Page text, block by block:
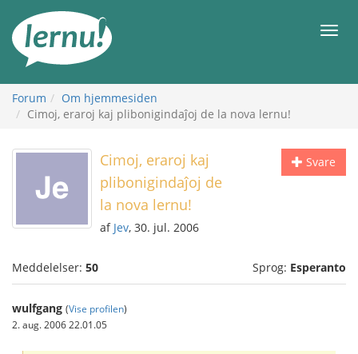
indholdet
Forum
Om hjemmesiden
Cimoj, eraroj kaj plibonigindaĵoj de la nova lernu!
Svare
Cimoj, eraroj kaj
plibonigindaĵoj de
la nova lernu!
af Jev, 30. jul. 2006
Meddelelser: 50 Sprog: Esperanto
wulfgang (Vise profilen)
2. aug. 2006 22.01.05